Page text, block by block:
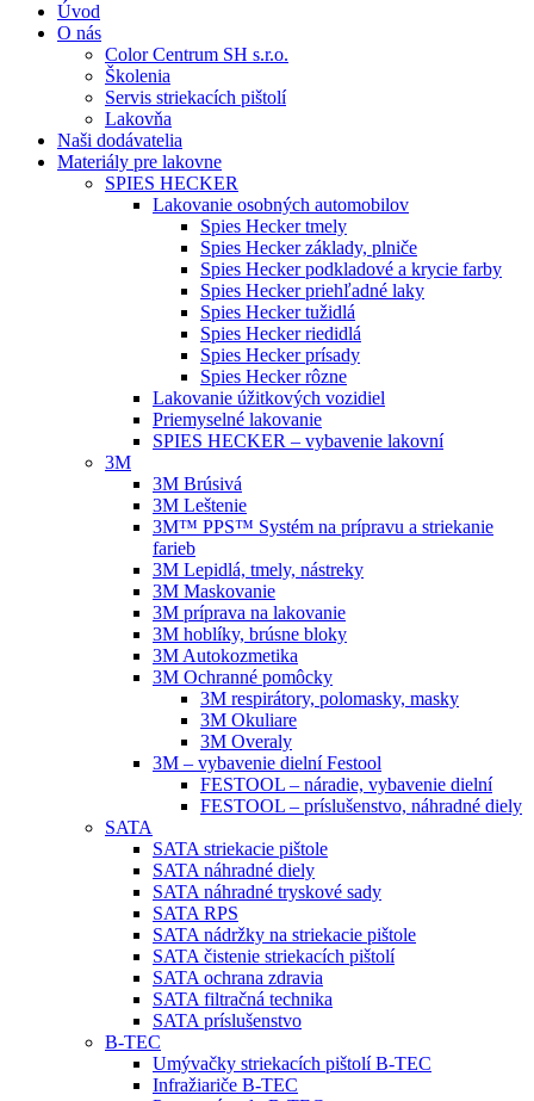
Úvod
O nás
Color Centrum SH s.r.o.
Školenia
Servis striekacích pištolí
Lakovňa
Naši dodávatelia
Materiály pre lakovne
SPIES HECKER
Lakovanie osobných automobilov
Spies Hecker tmely
Spies Hecker základy, plniče
Spies Hecker podkladové a krycie farby
Spies Hecker priehľadné laky
Spies Hecker tužidlá
Spies Hecker riedidlá
Spies Hecker prísady
Spies Hecker rôzne
Lakovanie úžitkových vozidiel
Priemyselné lakovanie
SPIES HECKER – vybavenie lakovní
3M
3M Brúsivá
3M Leštenie
3M™ PPS™ Systém na prípravu a striekanie
farieb
3M Lepidlá, tmely, nástreky
3M Maskovanie
3M príprava na lakovanie
3M hoblíky, brúsne bloky
3M Autokozmetika
3M Ochranné pomôcky
3M respirátory, polomasky, masky
3M Okuliare
3M Overaly
3M – vybavenie dielní Festool
FESTOOL – náradie, vybavenie dielní
FESTOOL – príslušenstvo, náhradné diely
SATA
SATA striekacie pištole
SATA náhradné diely
SATA náhradné tryskové sady
SATA RPS
SATA nádržky na striekacie pištole
SATA čistenie striekacích pištolí
SATA ochrana zdravia
SATA filtračná technika
SATA príslušenstvo
B-TEC
Umývačky striekacích pištolí B-TEC
Infražiariče B-TEC